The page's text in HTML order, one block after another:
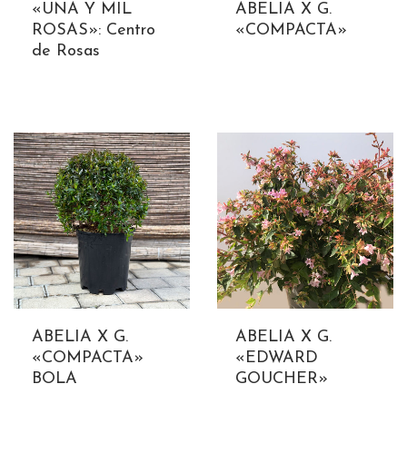
«UNA Y MIL
ROSAS»: Centro
de Rosas
ABELIA X G.
«COMPACTA»
ABELIA X G.
«COMPACTA»
BOLA
ABELIA X G.
«EDWARD
GOUCHER»